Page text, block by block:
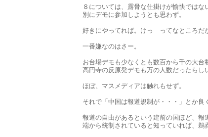
８については、露骨な仕掛けが愉快ではな
別にデモに参加しようとも思わず。
好きにやってれば。けっ ってなところだ
一番嫌なのはさー。
お台場デモも少なくとも数百から千の大台
高円寺の反原発デモも万の人数だったらし
ほぼ、マスメディアは触れもせず。
それで「中国は報道規制が・・・」とか良
報道の自由があるという建前の国ほど、報
端から統制されていると知っていれば、鵜